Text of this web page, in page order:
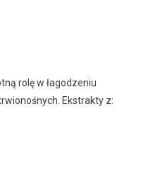
rolę w łagodzeniu
Ekstrakty z: